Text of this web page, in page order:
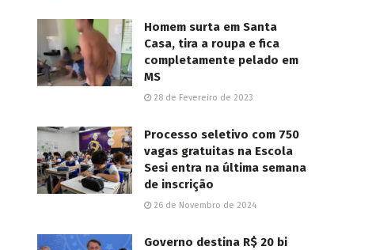
Homem surta em Santa
Casa, tira a roupa e fica
completamente pelado em
MS
28 de Fevereiro de 2023
Processo seletivo com 750
vagas gratuitas na Escola
Sesi entra na última semana
de inscrição
26 de Novembro de 2024
Governo destina R$ 20 bi